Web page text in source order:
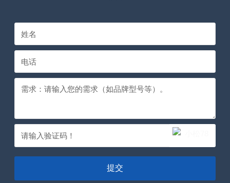
提交